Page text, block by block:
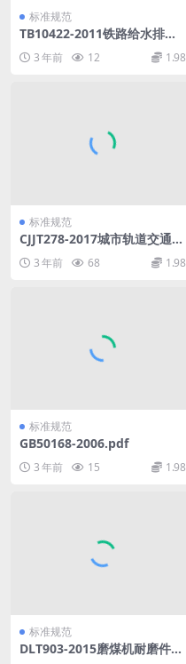
标准规范
TB10422-2011铁路给水排水
工程施工质量验收标准(废止.p
df 3 年前 12 1.98
标准规范
CJJT278-2017城市轨道交通工
3 年前 68 1.98
标准规范
GB50168-2006.pdf
3 年前 15 1.98
标准规范
DLT903-2015磨煤机耐磨件堆